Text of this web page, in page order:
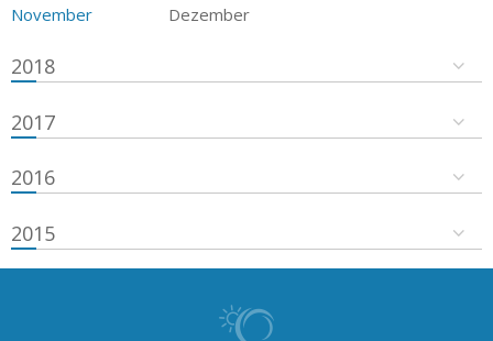
November
Dezember
2018
2017
2016
2015